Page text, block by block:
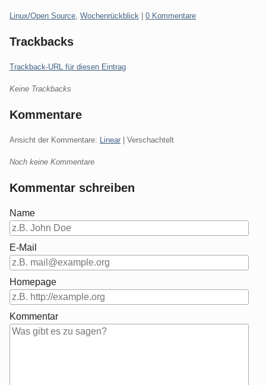
Kategorien:
Linux/Open Source, Wochenrückblick 0 Kommentare
Trackbacks
Trackback-URL für diesen Eintrag
Keine Trackbacks
Kommentare
Ansicht der Kommentare: Linear | Verschachtelt
Noch keine Kommentare
Kommentar schreiben
Name
E-Mail
Homepage
Kommentar